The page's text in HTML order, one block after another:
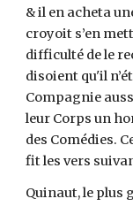
& il en acheta
croyoit s’en
difficulté de le
disoient qu'il
Compagnie
leur Corps un
des Comédies.
fit les vers
Quinaut, le plus